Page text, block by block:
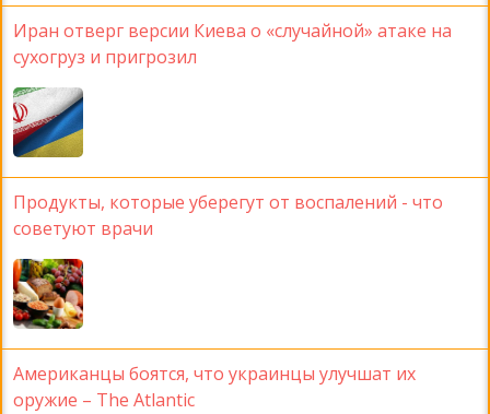
Иран отверг версии Киева о «случайной» атаке на
сухогруз и пригрозил
Продукты, которые уберегут от воспалений - что
советуют врачи
Американцы боятся, что украинцы улучшат их
оружие – The Atlantic